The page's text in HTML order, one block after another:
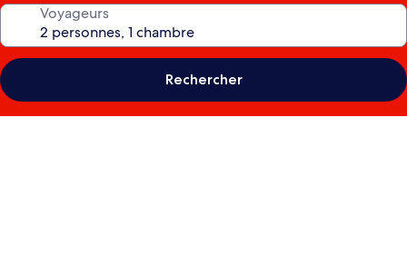
Voyageurs
Rechercher